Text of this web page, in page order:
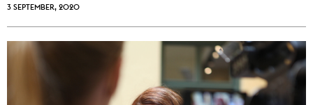
3 SEPTEMBER, 2020